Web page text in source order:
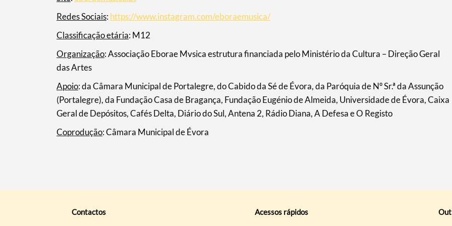
Redes Sociais: https://www.instagram.com/eboraemusica/
Classificação etária: M12
Organização: Associação Eborae Mvsica estrutura financiada pelo Ministério da Cultura – Direção Geral
das Artes
Apoio: da Câmara Municipal de Portalegre, do Cabido da Sé de Évora, da Paróquia de Nº Sr.ª da Assunção
(Portalegre), da Fundação Casa de Bragança, Fundação Eugénio de Almeida, Universidade de Évora, Caixa
Geral de Depósitos, Cafés Delta, Diário do Sul, Antena 2, Rádio Diana, A Defesa e O Registo
Coprodução: Câmara Municipal de Évora
Contactos
Acessos rápidos